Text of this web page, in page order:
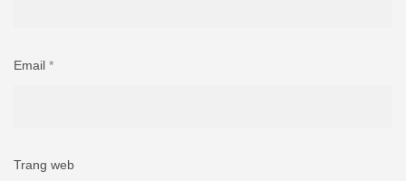
Email *
Trang web